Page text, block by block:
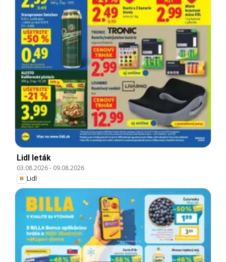
Lidl leták
03.08.2026- 09.08.2026
Lidl